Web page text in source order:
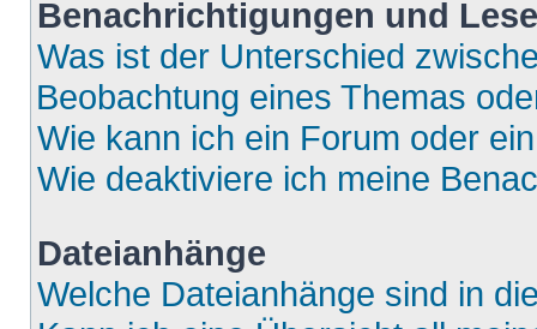
Benachrichtigungen und
Was ist der Unterschied
Beobachtung eines Themas
Wie kann ich ein Forum oder
Wie deaktiviere ich meine
Dateianhänge
Welche Dateianhänge sind in